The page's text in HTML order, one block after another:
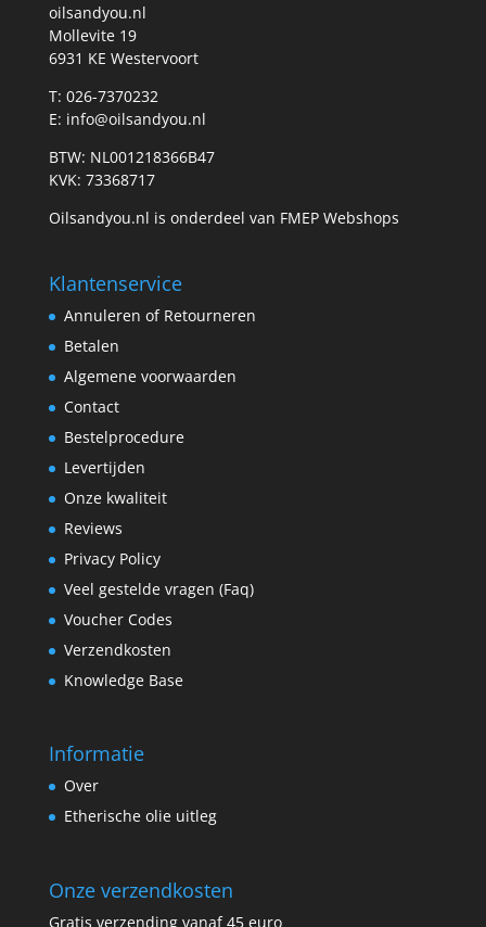
oilsandyou.nl
Mollevite 19
6931 KE Westervoort
T: 026-7370232
E: info@oilsandyou.nl
BTW: NL001218366B47
KVK: 73368717
Oilsandyou.nl is onderdeel van FMEP Webshops
Klantenservice
Annuleren of Retourneren
Betalen
Algemene voorwaarden
Contact
Bestelprocedure
Levertijden
Onze kwaliteit
Reviews
Privacy Policy
Veel gestelde vragen (Faq)
Voucher Codes
Verzendkosten
Knowledge Base
Informatie
Over
Etherische olie uitleg
Onze verzendkosten
Gratis verzending vanaf 45 euro